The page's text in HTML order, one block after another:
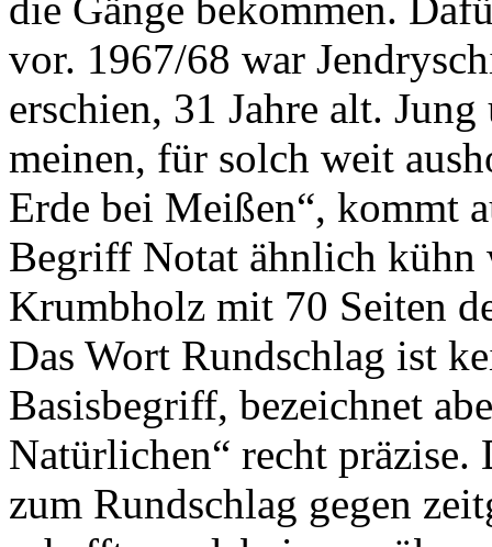
vor. 1967/68 war
erschien, 31 Jahre alt.
meinen, für solch weit
Erde bei Meißen“, kommt
Begriff Notat ähnlich kühn
Krumbholz mit 70 Seiten
Das Wort Rundschlag ist
Basisbegriff, bezeichnet
Natürlichen“ recht
zum Rundschlag gegen